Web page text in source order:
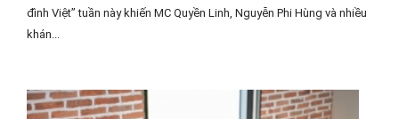
đình Việt” tuần này khiến MC Quyền Linh, Nguyễn Phi Hùng và nhiều
khán...